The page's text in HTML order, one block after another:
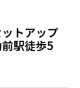
トアップ
駅徒歩5